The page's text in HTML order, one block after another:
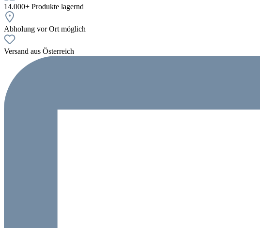
14.000+ Produkte lagernd
Abholung vor Ort möglich
Versand aus Österreich